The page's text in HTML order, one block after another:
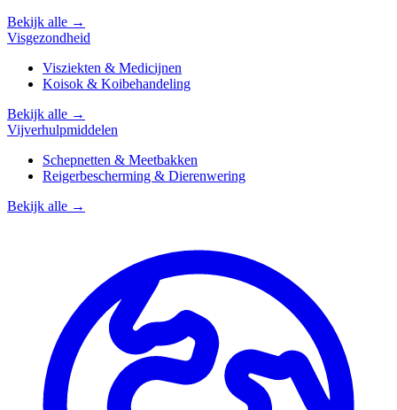
Bekijk alle →
Visgezondheid
Visziekten & Medicijnen
Koisok & Koibehandeling
Bekijk alle →
Vijverhulpmiddelen
Schepnetten & Meetbakken
Reigerbescherming & Dierenwering
Bekijk alle →